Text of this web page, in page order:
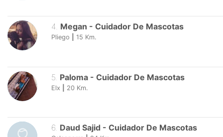
4. Megan - Cuidador De Mascotas
Pliego 15 Km.
5 Paloma - Cuidador De Mascotas
Elx 20 Km.
6 Daud Sajid - Cuidador De Mascotas